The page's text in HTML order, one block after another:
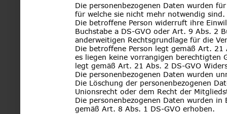
Die personenbezogenen Daten wurden
für welche sie nicht mehr notwendig sind.
Die betroffene Person widerruft ihre
Buchstabe a DS-GVO oder Art. 9 Abs. 2
anderweitigen Rechtsgrundlage für die
Die betroffene Person legt gemäß Art.
es liegen keine vorrangigen berechtigten
legt gemäß Art. 21 Abs. 2 DS-GVO
Die personenbezogenen Daten wurden
Die Löschung der personenbezogenen
Unionsrecht oder dem Recht der
Die personenbezogenen Daten wurden
gemäß Art. 8 Abs. 1 DS-GVO erhoben.